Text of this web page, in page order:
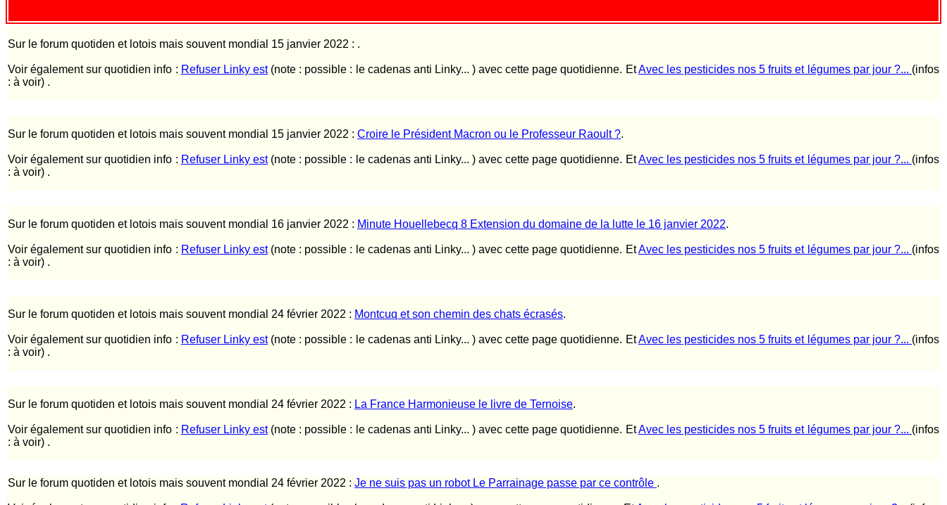
Sur le forum quotiden et lotois mais souvent mondial 15 janvier 2022 : .
Voir également sur quotidien info : Refuser Linky est(note : possible : le cadenas anti Linky... ) avec cette page quotidienne. EtAvec les pesticides nos 5 fruits et légumes par jour ?... (infos
: à voir) .
Sur le forum quotiden et lotois mais souvent mondial 15 janvier 2022 : Croire le Président Macron ou le Professeur Raoult ?.
Voir également sur quotidien info : Refuser Linky est(note : possible : le cadenas anti Linky... ) avec cette page quotidienne. EtAvec les pesticides nos 5 fruits et légumes par jour ?... (infos
: à voir) .
Sur le forum quotiden et lotois mais souvent mondial 16 janvier 2022 : Minute Houellebecq 8 Extension du domaine de la lutte le 16 janvier 2022.
Voir également sur quotidien info : Refuser Linky est(note : possible : le cadenas anti Linky... ) avec cette page quotidienne. EtAvec les pesticides nos 5 fruits et légumes par jour ?... (infos
: à voir) .
Sur le forum quotiden et lotois mais souvent mondial 24 février 2022 : Montcuq et son chemin des chats écrasés.
Voir également sur quotidien info : Refuser Linky est(note : possible : le cadenas anti Linky... ) avec cette page quotidienne. EtAvec les pesticides nos 5 fruits et légumes par jour ?... (infos
: à voir) .
Sur le forum quotiden et lotois mais souvent mondial 24 février 2022 : La France Harmonieuse le livre de Ternoise.
Voir également sur quotidien info : Refuser Linky est(note : possible : le cadenas anti Linky... ) avec cette page quotidienne. EtAvec les pesticides nos 5 fruits et légumes par jour ?... (infos
: à voir) .
Sur le forum quotiden et lotois mais souvent mondial 24 février 2022 : Je ne suis pas un robot Le Parrainage passe par ce contrôle .